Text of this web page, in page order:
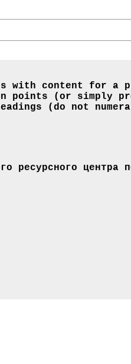
content for a
points (or simply
(do not
ресурсного центра